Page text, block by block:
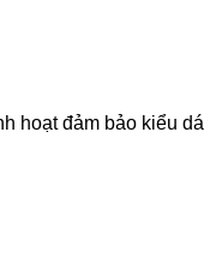
hoạt đảm bảo kiểu